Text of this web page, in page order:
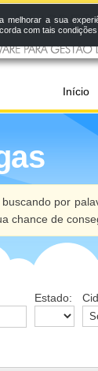
Início
por
chance de
Estado:
a sua
com tais